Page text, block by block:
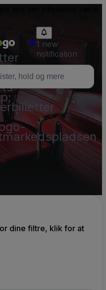
,
1 new
notification
dine filtre, klik for at